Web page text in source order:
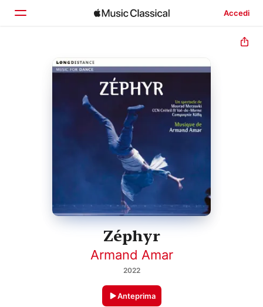
Accedi
Home
Scopri
Zéphyr
Armand Amar
2022
Anteprima